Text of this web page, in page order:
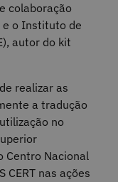
colaboração
e o Instituto de
autor do kit
realizar as
a tradução
no
Centro Nacional
CERT nas ações